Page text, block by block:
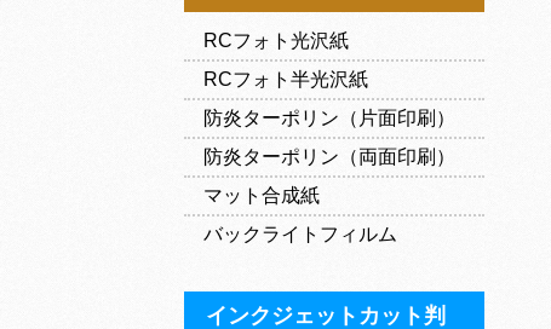
RCフォト光沢紙
RCフォト半光沢紙
防炎ターポリン（片面印刷）
防炎ターポリン（両面印刷）
マット合成紙
バックライトフィルム
インクジェットカット判